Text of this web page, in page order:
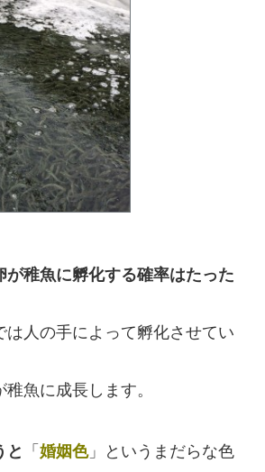
が稚魚に孵化する確率はたった
人の手によって孵化させてい
魚に成長します。
と 「 婚姻色」というまだらな色